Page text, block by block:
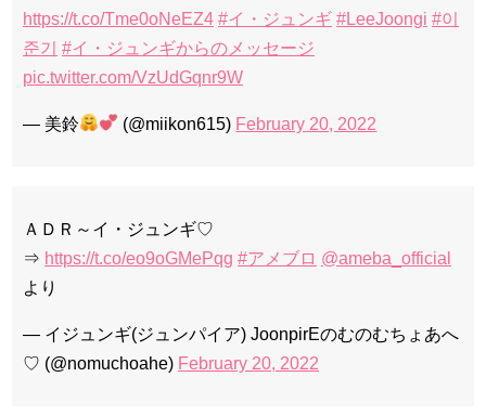
https://t.co/Tme0oNeEZ4 #イ・ジュンギ #LeeJoongi #이
준기
#イ・ジュンギからのメッセージ
pic.twitter.com/VzUdGqnr9W
— 美鈴 (@miikon615) February 20, 2022
ＡＤＲ～イ・ジュンギ♡
⇒ https://t.co/eo9oGMePqg #アメブロ @ameba_official
より
— イジュンギ(ジュンパイア) JoonpirEのむのむちょあへ
♡ (@nomuchoahe) February 20, 2022